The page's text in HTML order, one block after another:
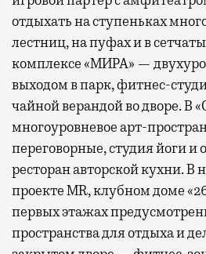
отдыхать на ступеньках
лестниц, на пуфах и в
комплексе «МИРА» —
выходом в парк, фитнес-
чайной верандой во дворе. В
многоуровневое арт-
переговорные, студия йоги и
ресторан авторской кухни.
проекте MR, клубном доме
первых этажах
пространства для отдыха и